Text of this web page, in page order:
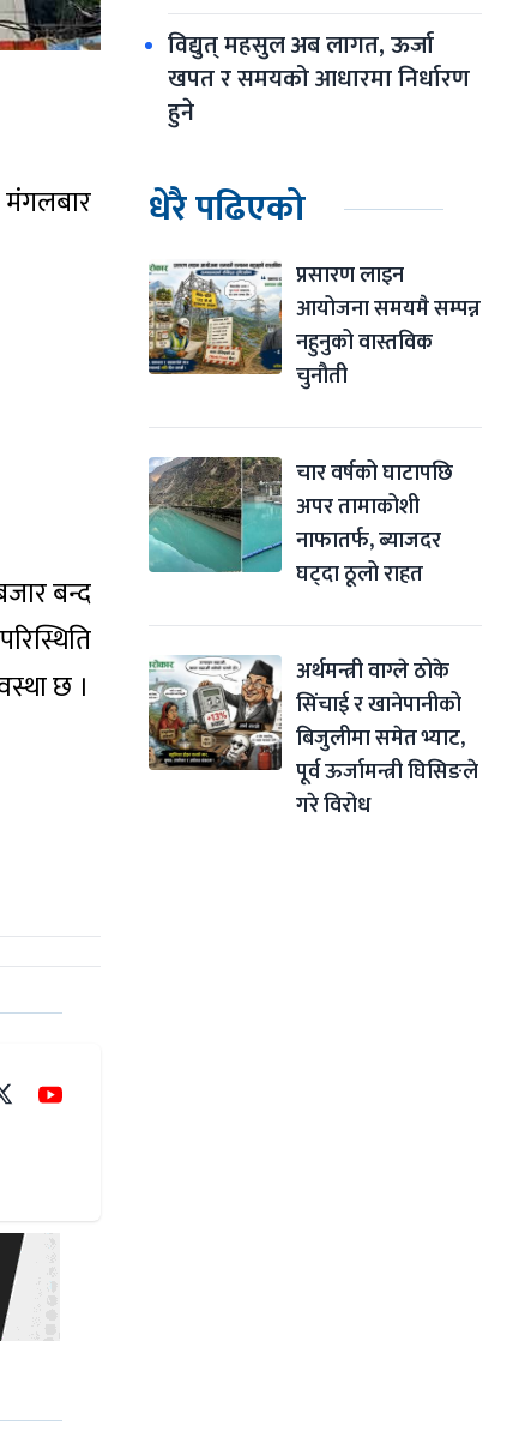
बन्द
छ ।
विद्युत् महसुल अब लागत, ऊर्जा
खपत र समयको आधारमा निर्धारण
हुने
धेरै पढिएको
प्रसारण लाइन
आयोजना समयमै सम्पन्न
नहुनुको वास्तविक
चुनौती
चार वर्षको घाटापछि
अपर तामाकोशी
नाफातर्फ, ब्याजदर
घट्दा ठूलो राहत
अर्थमन्त्री वाग्ले ठोके
सिंचाई र खानेपानीको
बिजुलीमा समेत भ्याट,
पूर्व ऊर्जामन्त्री घिसिङले
गरे विरोध